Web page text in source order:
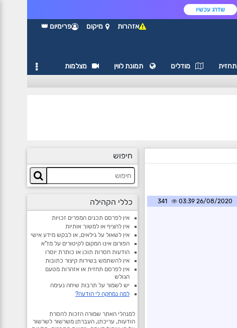
שדרג עכשיו
אזהרות מיקום פרימיום 👑
תחזית מודלים תמונת לווין מצלמות
26/08/2020 03:39
341
חיפוש
כללי הקהילה
אין לפרסם תכנים המפרים זכויות
אין להציף או למשוך אותיות
אין לשאול על גילאים, או לבקש מידע אישי
הפורום אינו המקום לקיטורים על מז"א
הודעות חסרות תוכן או כותרת יוסרו
אין להשתמש בשירות קיצור כתובות
אין לפרסם תחזית או אזהרות מטעם
הגולש
יש לשמור על תרבות שיחה נעימה
למה נמחקה לי הודעה?
למנהלי האתר שמורה הזכות להסרת
הודעות, עריכתן, העברתן משרשור לשרשור